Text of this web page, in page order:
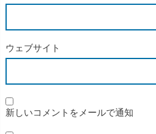
ウェブサイト
新しいコメントをメールで通知